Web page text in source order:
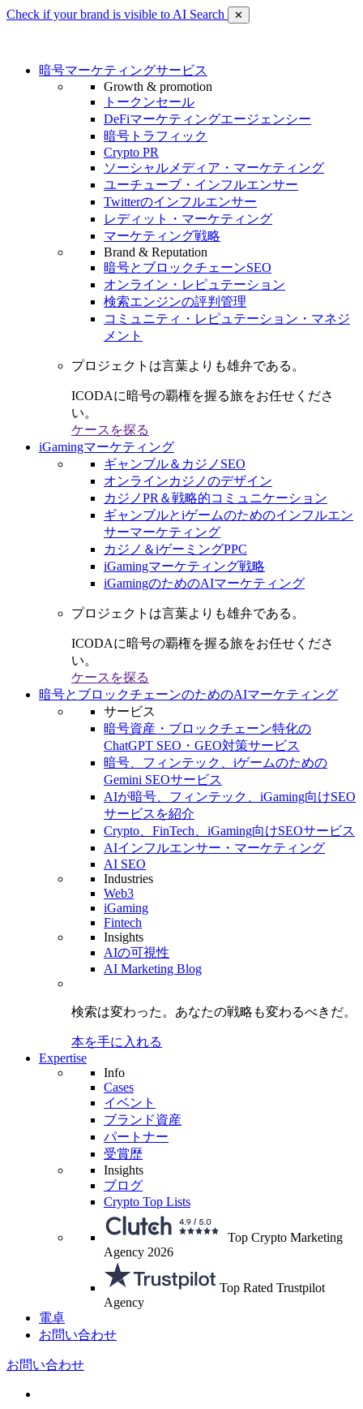
Check if your brand is visible to AI Search ✕
暗号マーケティングサービス
Growth & promotion
トークンセール
DeFiマーケティングエージェンシー
暗号トラフィック
Crypto PR
ソーシャルメディア・マーケティング
ユーチューブ・インフルエンサー
Twitterのインフルエンサー
レディット・マーケティング
マーケティング戦略
Brand & Reputation
暗号とブロックチェーンSEO
オンライン・レピュテーション
検索エンジンの評判管理
コミュニティ・レピュテーション・マネジ
メント
プロジェクトは言葉よりも雄弁である。
ICODAに暗号の覇権を握る旅をお任せくださ
い。
ケースを探る
iGamingマーケティング
ギャンブル＆カジノSEO
オンラインカジノのデザイン
カジノPR＆戦略的コミュニケーション
ギャンブルとiゲームのためのインフルエン
サーマーケティング
カジノ＆iゲーミングPPC
iGamingマーケティング戦略
iGamingのためのAIマーケティング
プロジェクトは言葉よりも雄弁である。
ICODAに暗号の覇権を握る旅をお任せくださ
い。
ケースを探る
暗号とブロックチェーンのためのAIマーケティング
サービス
暗号資産・ブロックチェーン特化の
ChatGPT SEO・GEO対策サービス
暗号、フィンテック、iゲームのための
Gemini SEOサービス
AIが暗号、フィンテック、iGaming向けSEO
サービスを紹介
Crypto、FinTech、iGaming向けSEOサービス
AIインフルエンサー・マーケティング
AI SEO
Industries
Web3
iGaming
Fintech
Insights
AIの可視性
AI Marketing Blog
検索は変わった。 あなたの戦略も変わるべきだ。
本を手に入れる
Expertise
Info
Cases
イベント
ブランド資産
パートナー
受賞歴
Insights
ブログ
Crypto Top Lists
Top Crypto Marketing
Agency 2026
Top Rated Trustpilot
Agency
電卓
お問い合わせ
お問い合わせ